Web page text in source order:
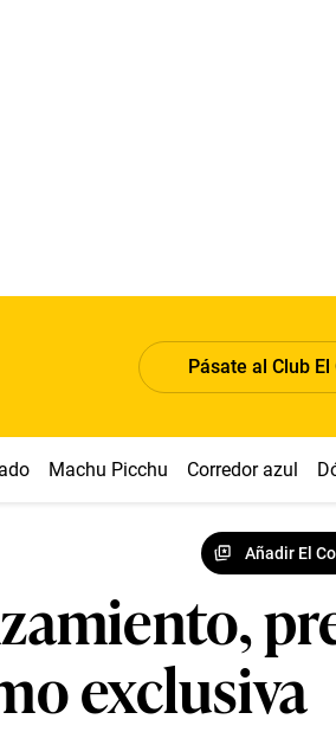
Pásate al Club
Machu Picchu Corredor azul
Añadir El
exclusiva